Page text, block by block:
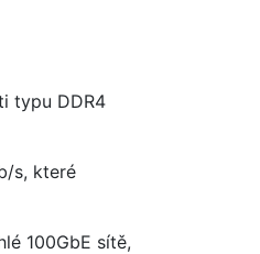
typu DDR4
s, které
100GbE sítě,